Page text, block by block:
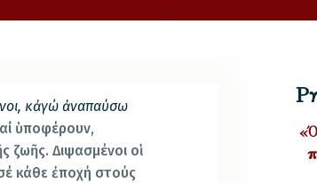
κἀγώ ἀναπαύσω
ὑποφέρουν,
ζωῆς. Διψασμένοι οἱ
κάθε ἐποχή στούς